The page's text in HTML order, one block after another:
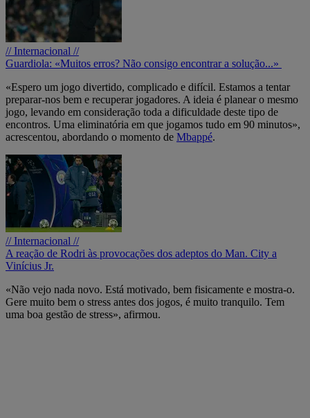
// Internacional //
Guardiola: «Muitos erros? Não consigo encontrar a solução...»
«Espero um jogo divertido, complicado e difícil. Estamos a tentar
preparar-nos bem e recuperar jogadores. A ideia é planear o mesmo
jogo, levando em consideração toda a dificuldade deste tipo de
encontros. Uma eliminatória em que jogamos tudo em 90 minutos»,
acrescentou, abordando o momento de Mbappé.
// Internacional //
A reação de Rodri às provocações dos adeptos do Man. City a
Vinícius Jr.
«Não vejo nada novo. Está motivado, bem fisicamente e mostra-o.
Gere muito bem o stress antes dos jogos, é muito tranquilo. Tem
uma boa gestão de stress», afirmou.